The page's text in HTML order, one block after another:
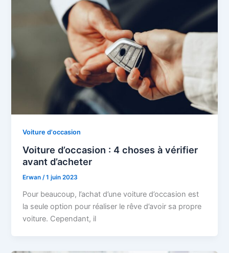
Voiture d'occasion
Voiture d’occasion : 4 choses à vérifier
avant d’acheter
Erwan/1 juin 2023
Pour beaucoup, l’achat d’une voiture d’occasion est
la seule option pour réaliser le rêve d’avoir sa propre
voiture. Cependant, il